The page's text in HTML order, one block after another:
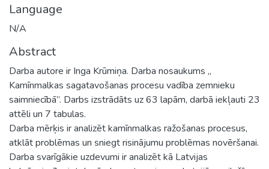
Language
N/A
Abstract
Darba autore ir Inga Krūmiņa. Darba nosaukums „
Kamīnmalkas sagatavošanas procesu vadība zemnieku
saimniecībā”. Darbs izstrādāts uz 63 lapām, darbā iekļauti 23
attēli un 7 tabulas.
Darba mērķis ir analizēt kamīnmalkas ražošanas procesus,
atklāt problēmas un sniegt risinājumu problēmas novēršanai.
Darba svarīgākie uzdevumi ir analizēt kā Latvijas